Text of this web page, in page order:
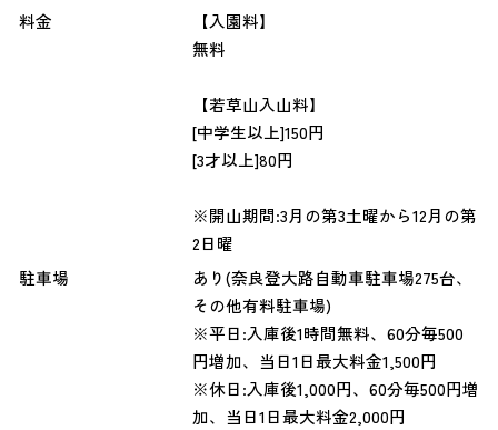
料金
【入園料】
無料
【若草山入山料】
[中学生以上]150円
[3才以上]80円
※開山期間:3月の第3土曜から12月の第
2日曜
駐車場
あり(奈良登大路自動車駐車場275台、
その他有料駐車場)
※平日:入庫後1時間無料、60分毎500
円増加、当日1日最大料金1,500円
※休日:入庫後1,000円、60分毎500円増
加、当日1日最大料金2,000円